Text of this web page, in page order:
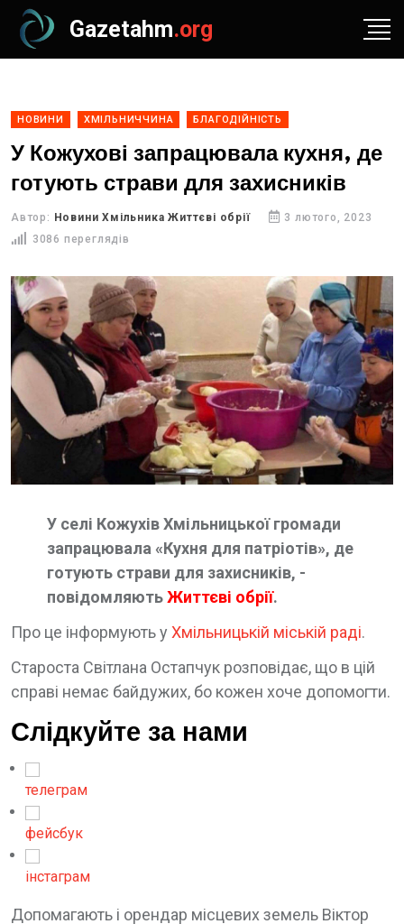
Gazetahm.org
НОВИНИ ХМІЛЬНИЧЧИНА БЛАГОДІЙНІСТЬ
У Кожухові запрацювала кухня, де
готують страви для захисників
Автор: Новини Хмільника Життєві обрії
3 лютого, 2023
3086 переглядів
У селі Кожухів Хмільницької громади
запрацювала «Кухня для патріотів», де
готують страви для захисників, -
повідомляютьЖиттєві обрії.
Про це інформують у Хмільницькій міській раді.
Староста Світлана Остапчук розповідає, що в цій
справі немає байдужих, бо кожен хоче допомогти.
Слідкуйте за нами
телеграм
фейсбук
інстаграм
Допомагають і орендар місцевих земель Віктор